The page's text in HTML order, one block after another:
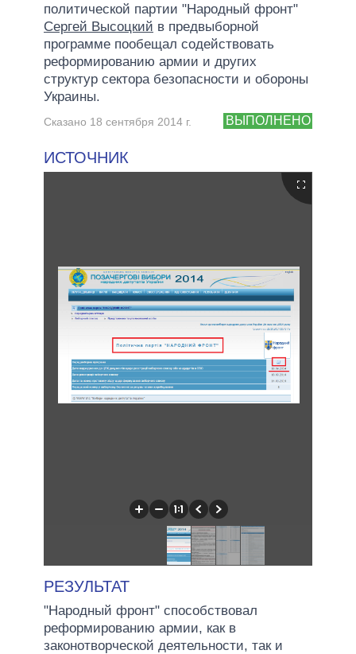
политической партии "Народный фронт"
Сергей Высоцкий в предвыборной
программе пообещал содействовать
реформированию армии и других
структур сектора безопасности и обороны
Украины.
ВЫПОЛНЕНО
Сказано 18 сентября 2014 г.
ИСТОЧНИК
РЕЗУЛЬТАТ
"Народный фронт" способствовал
реформированию армии, как в
законотворческой деятельности, так и